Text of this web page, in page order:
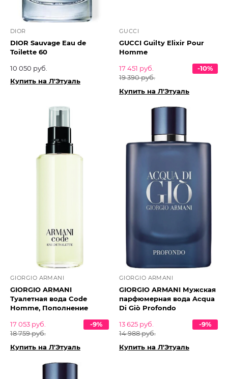
DIOR
DIOR Sauvage Eau de
Toilette 60
10 050 руб.
Купить на Л'Этуаль
GUCCI
GUCCI Guilty Elixir Pour
Homme
17 451 руб.
19 390 руб.
-10%
Купить на Л'Этуаль
GIORGIO ARMANI
GIORGIO ARMANI
Туалетная вода Code
Homme, Пополнение
17 053 руб.
18 759 руб.
-9%
Купить на Л'Этуаль
GIORGIO ARMANI
GIORGIO ARMANI Мужская
парфюмерная вода Acqua
Di Giò Profondo
13 625 руб.
14 988 руб.
-9%
Купить на Л'Этуаль